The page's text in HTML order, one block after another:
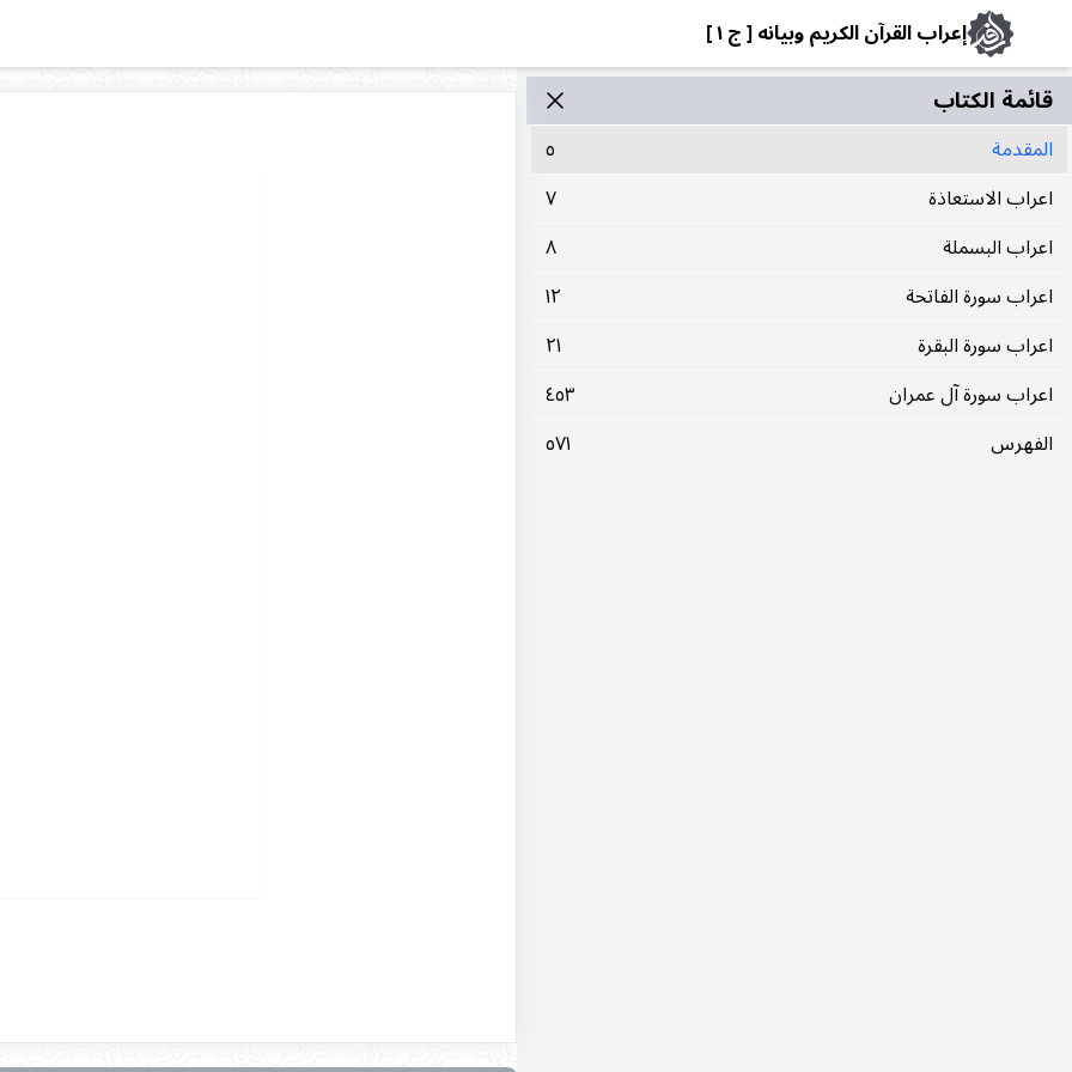
إعراب القرآن الكريم وبيانه [ ج ١ ]
قائمة الکتاب
المقدمة
٥
اعراب الاستعاذة
٧
اعراب البسملة
٨
اعراب سورة الفاتحة
١٢
اعراب سورة البقرة
٢١
اعراب سورة آل عمران
٤٥٣
الفهرس
٥٧١
البحث